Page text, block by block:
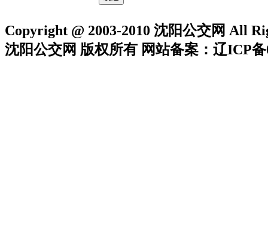
Copyright @ 2003-2010 沈阳公交网 All
沈阳公交网 版权所有 网站备案：辽ICP